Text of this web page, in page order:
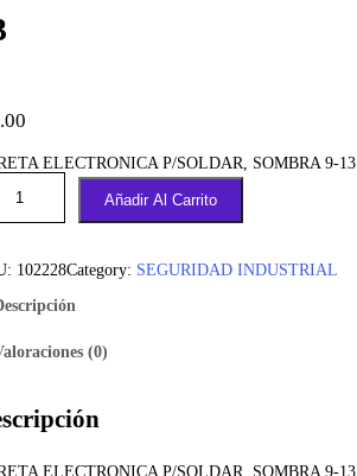
ELECTRONICA P/SOLDAR, SOMBRA 9-13
Añadir Al Carrito
102228Category: SEGURIDAD INDUSTRIAL
(0)
ELECTRONICA P/SOLDAR, SOMBRA 9-13